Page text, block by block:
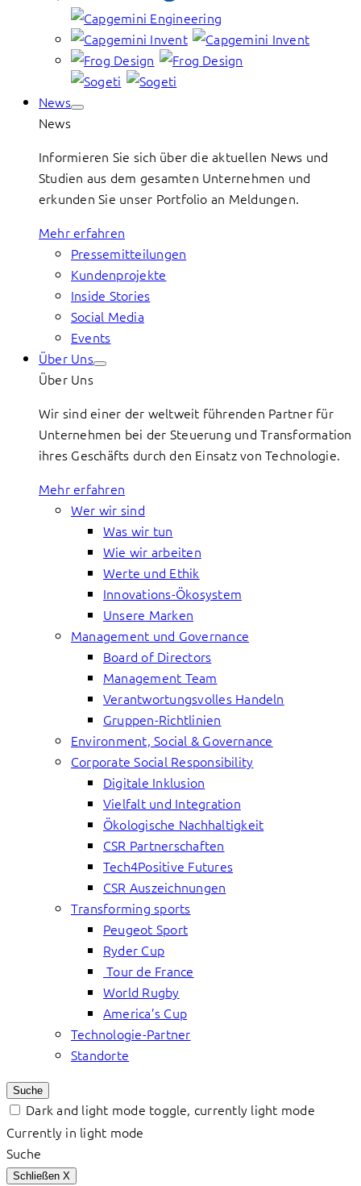
News
News
Informieren Sie sich über die aktuellen News und
Studien aus dem gesamten Unternehmen und
erkunden Sie unser Portfolio an Meldungen.
Mehr erfahren
Pressemitteilungen
Kundenprojekte
Inside Stories
Social Media
Events
Über Uns
Über Uns
Wir sind einer der weltweit führenden Partner für
Unternehmen bei der Steuerung und Transformation
ihres Geschäfts durch den Einsatz von Technologie.
Mehr erfahren
Wer wir sind
Was wir tun
Wie wir arbeiten
Werte und Ethik
Innovations-Ökosystem
Unsere Marken
Management und Governance
Board of Directors
Management Team
Verantwortungsvolles Handeln
Gruppen-Richtlinien
Environment, Social & Governance
Corporate Social Responsibility
Digitale Inklusion
Vielfalt und Integration
Ökologische Nachhaltigkeit
CSR Partnerschaften
Tech4Positive Futures
CSR Auszeichnungen
Transforming sports
Peugeot Sport
Ryder Cup
Tour de France
World Rugby
America’s Cup
Technologie-Partner
Standorte
Suche
Dark and light mode toggle, currently light mode
Currently in light mode
Suche
Schließen X